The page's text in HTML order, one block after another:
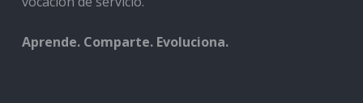
Aprende. Comparte. Evoluciona.